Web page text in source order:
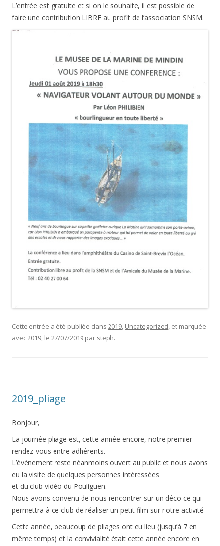
L’entrée est gratuite et si on le souhaite, il est possible de
faire une contribution LIBRE au profit de l’association SNSM.
Cette entrée a été publiée dans 2019, Uncategorized, et marquée
avec2019, le 27/07/2019 par steph.
2019_pliage
Bonjour,
La journée pliage est, cette année encore, notre premier
rendez-vous entre adhérents.
L’évènement reste néanmoins ouvert au public et nous avons
eu la visite de quelques personnes intéressées
et du club vidéo du Pouliguen.
Nous avons convenu de nous rencontrer sur un déco ce qui
permettra à ce club de réaliser un petit film sur notre activité
Cette année, beaucoup de pliages ont eu lieu (jusqu’à 7 en
même temps) et la convivialité était cette année encore en